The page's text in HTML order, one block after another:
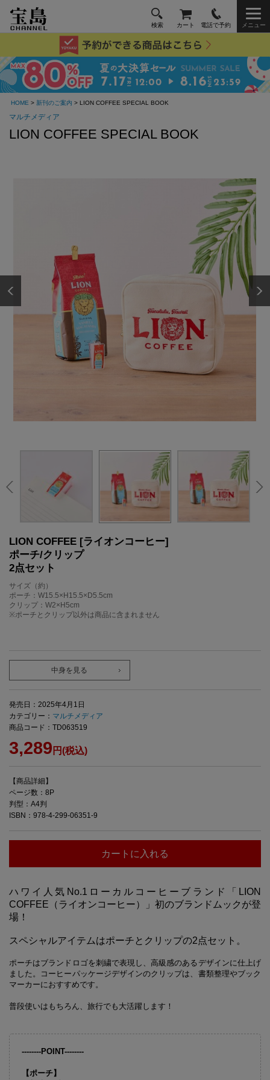
検索 カート 電話で予約 メニュー
HOME > 新刊のご案内 > LION COFFEE SPECIAL BOOK
マルチメディア
LION COFFEE SPECIAL BOOK
LION COFFEE [ライオンコーヒー]
ポーチ/クリップ
2点セット
サイズ（約）
ポーチ：W15.5×H15.5×D5.5cm
クリップ：W2×H5cm
※ポーチとクリップ以外は商品に含まれません
中身を見る
発売日：2025年4月1日
カテゴリー： マルチメディア
商品コード：TD063519
3,289 円(税込)
【商品詳細】
ページ数：8P
判型：A4判
ISBN：978-4-299-06351-9
カートに入れる
ハワイ人気No.1ローカルコーヒーブランド「LION
COFFEE（ライオンコーヒー）」初のブランドムックが登
場！
スペシャルアイテムはポーチとクリップの2点セット。
ポーチはブランドロゴを刺繍で表現し、高級感のあるデザインに仕上げ
ました。コーヒーパッケージデザインのクリップは、書類整理やブック
マーカーにおすすめです。
普段使いはもちろん、旅行でも大活躍します！
--------POINT--------
【ポーチ】